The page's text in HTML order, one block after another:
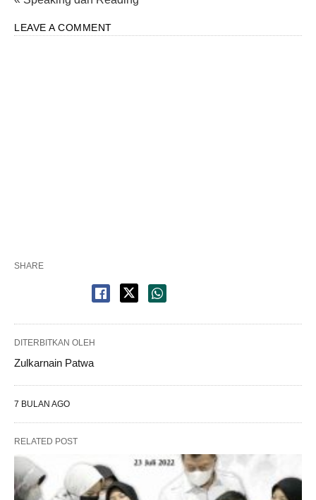
LEAVE A COMMENT
SHARE
DITERBITKAN OLEH
Zulkarnain Patwa
7 BULAN AGO
RELATED POST